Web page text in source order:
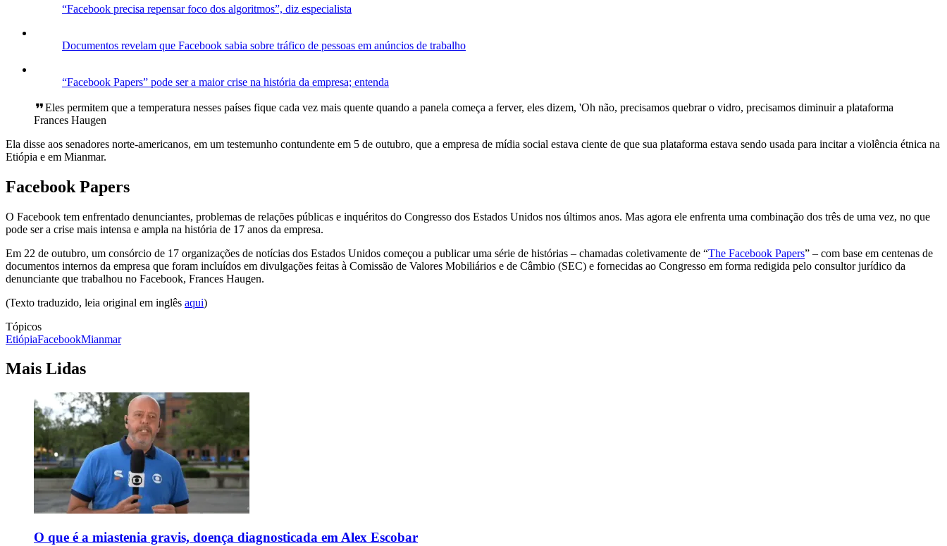
“Facebook precisa repensar foco dos algoritmos”, diz especialista
Documentos revelam que Facebook sabia sobre tráfico de pessoas em anúncios de trabalho
“Facebook Papers” pode ser a maior crise na história da empresa; entenda
Eles permitem que a temperatura nesses países fique cada vez mais quente quando a panela começa a ferver, eles dizem, 'Oh não, precisamos quebrar o vidro, precisamos diminuir a plataforma
Frances Haugen
Ela disse aos senadores norte-americanos, em um testemunho contundente em 5 de outubro, que a empresa de mídia social estava ciente de que sua plataforma estava sendo usada para incitar a violência étnica na
Etiópia e em Mianmar.
Facebook Papers
O Facebook tem enfrentado denunciantes, problemas de relações públicas e inquéritos do Congresso dos Estados Unidos nos últimos anos. Mas agora ele enfrenta uma combinação dos três de uma vez, no que
pode ser a crise mais intensa e ampla na história de 17 anos da empresa.
Em 22 de outubro, um consórcio de 17 organizações de notícias dos Estados Unidos começou a publicar uma série de histórias – chamadas coletivamente de “The Facebook Papers” – com base em centenas de
documentos internos da empresa que foram incluídos em divulgações feitas à Comissão de Valores Mobiliários e de Câmbio (SEC) e fornecidas ao Congresso em forma redigida pelo consultor jurídico da
denunciante que trabalhou no Facebook, Frances Haugen.
(Texto traduzido, leia original em inglês aqui)
Tópicos
EtiópiaFacebookMianmar
Mais Lidas
O que é a miastenia gravis, doença diagnosticada em Alex Escobar